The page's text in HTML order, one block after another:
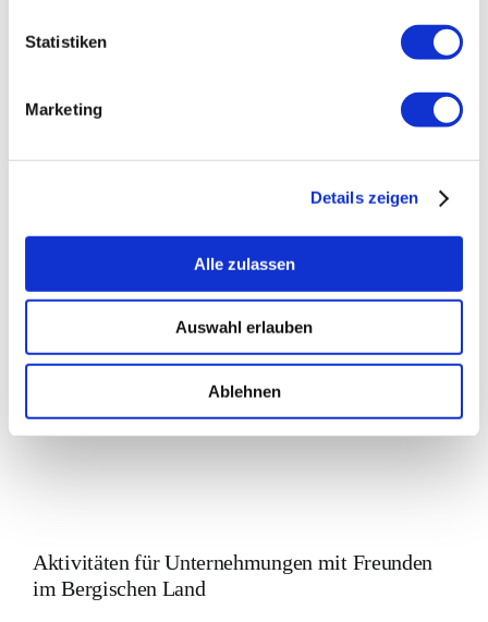
Statistiken
Marketing
Details zeigen
Alle zulassen
Auswahl erlauben
Ablehnen
bietet [...]
2024 | Uncategorized
Aktivitäten für Unternehmungen mit Freunden
im Bergischen Land